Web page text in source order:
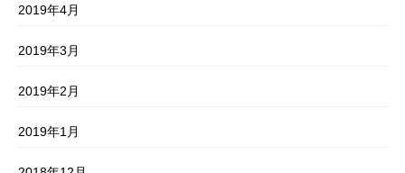
2019年4月
2019年3月
2019年2月
2019年1月